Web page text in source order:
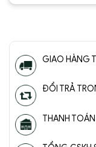
Đèn Tường Trang
55 sao
GIAO HÀNG
ĐỔI TRẢ
THANH